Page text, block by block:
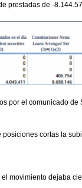
prestadas de -
por el comunicado
cortas la
movimiento dejaba